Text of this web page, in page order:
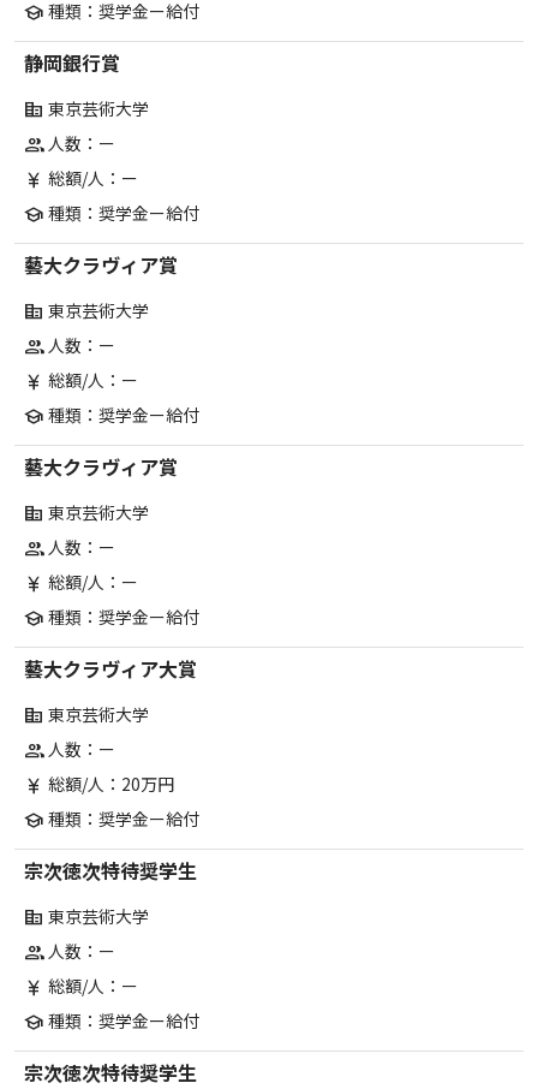
school 種類：奨学金ー給付
静岡銀行賞
corporate_fare 東京芸術大学
group人数：ー
currency_yen 総額/人：ー
school 種類：奨学金ー給付
藝大クラヴィア賞
corporate_fare 東京芸術大学
group人数：ー
currency_yen 総額/人：ー
school 種類：奨学金ー給付
藝大クラヴィア賞
corporate_fare 東京芸術大学
group人数：ー
currency_yen 総額/人：ー
school 種類：奨学金ー給付
藝大クラヴィア大賞
corporate_fare 東京芸術大学
group人数：ー
currency_yen 総額/人：20万円
school 種類：奨学金ー給付
宗次徳次特待奨学生
corporate_fare 東京芸術大学
group人数：ー
currency_yen 総額/人：ー
school 種類：奨学金ー給付
宗次徳次特待奨学生